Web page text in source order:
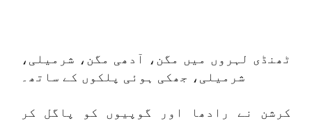
ٹھنڈی لہروں میں مگن، آدھی مگن، شرمیلی،
شرمیلی، جھکی ہوئی پلکوں کے ساتھ۔
کرشن نے رادھا اور گوپیوں کو پاگل کر